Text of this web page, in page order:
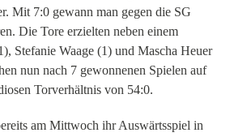
Mit 7:0 gewann man gegen die SG
Die Tore erzielten neben einem
Stefanie Waage (1) und Mascha Heuer
nun nach 7 gewonnenen Spielen auf
Torverhältnis von 54:0.
am Mittwoch ihr Auswärtsspiel in